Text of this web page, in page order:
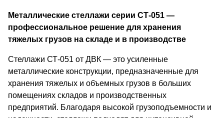
Металлические стеллажи серии СТ-051 —
профессиональное решение для хранения
тяжелых грузов на складе и в производстве
Стеллажи СТ-051 от ДВК — это усиленные
металлические конструкции, предназначенные для
хранения тяжелых и объемных грузов в больших
помещениях складов и производственных
предприятий. Благодаря высокой грузоподъемности и